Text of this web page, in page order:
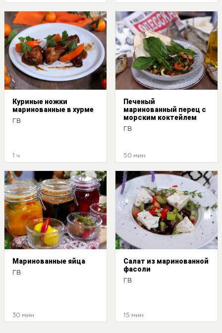
Куриные ножки
маринованные в хурме
ГВ
1 ч
Печеный
маринованный перец с
морским коктейлем
ГВ
50 мин
Маринованные яйца
ГВ
30 мин
Салат из маринованной
фасоли
ГВ
15 мин